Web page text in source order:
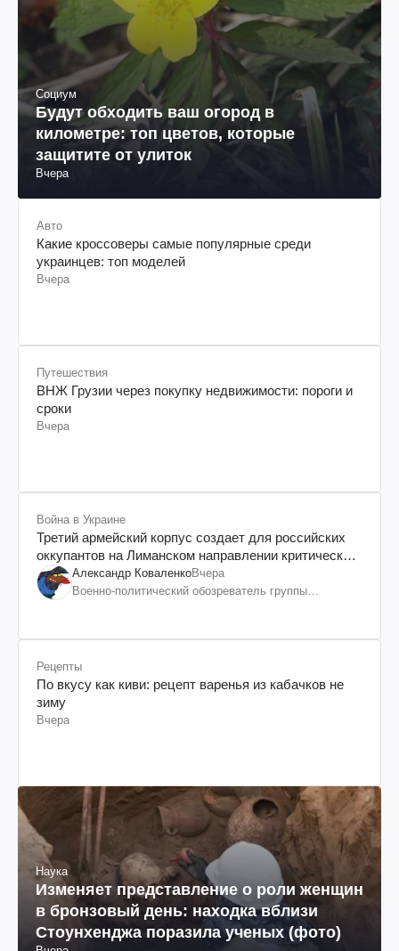
Социум
Будут обходить ваш огород в
километре: топ цветов, которые
защитите от улиток
Вчера
Авто
Какие кроссоверы самые популярные среди
украинцев: топ моделей
Вчера
Путешествия
ВНЖ Грузии через покупку недвижимости: пороги и
сроки
Вчера
Война в Украине
Третий армейский корпус создает для российских
оккупантов на Лиманском направлении критический
дискомфорт: как это удалось
Александр КоваленкоВчера
Военно-политический обозреватель группы
Рецепты
По вкусу как киви: рецепт варенья из кабачков не
зиму
Вчера
Наука
Изменяет представление о роли женщин
в бронзовый день: находка вблизи
Стоунхенджа поразила ученых (фото)